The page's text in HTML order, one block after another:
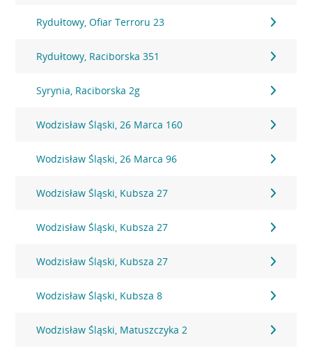
Rydułtowy, Ofiar Terroru 23
Rydułtowy, Raciborska 351
Syrynia, Raciborska 2g
Wodzisław Śląski, 26 Marca 160
Wodzisław Śląski, 26 Marca 96
Wodzisław Śląski, Kubsza 27
Wodzisław Śląski, Kubsza 27
Wodzisław Śląski, Kubsza 27
Wodzisław Śląski, Kubsza 8
Wodzisław Śląski, Matuszczyka 2